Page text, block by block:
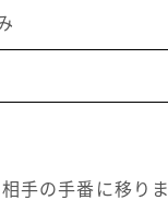
手の手番に移りま